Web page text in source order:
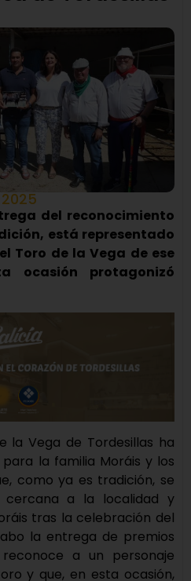
del reconocimiento
está representado
Toro de la Vega de ese
ocasión protagonizó
la Vega de Tordesillas ha
la familia Moráis y los
como ya es tradición, se
a la localidad y
tras la celebración del
la entrega de premios
a un personaje
y que, en esta ocasión,